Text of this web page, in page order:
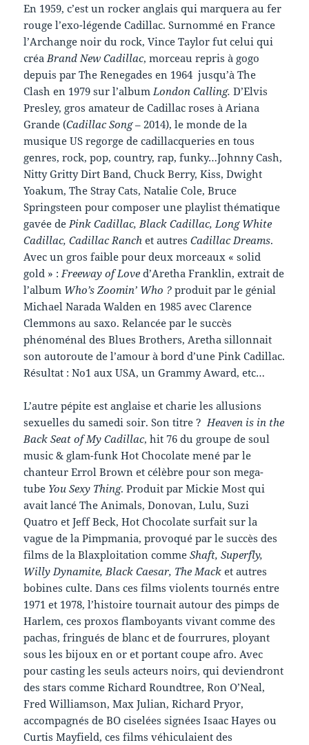
En 1959, c’est un rocker anglais qui marquera au fer
rouge l’exo-légende Cadillac. Surnommé en France
l’Archange noir du rock, Vince Taylor fut celui qui
créa Brand New Cadillac, morceau repris à gogo
depuis par The Renegades en 1964 jusqu’à The
Clash en 1979 sur l’album London Calling.D’Elvis
Presley, gros amateur de Cadillac roses à Ariana
Grande (Cadillac Song– 2014), le monde de la
musique US regorge de cadillacqueries en tous
genres, rock, pop, country, rap, funky…Johnny Cash,
Nitty Gritty Dirt Band, Chuck Berry, Kiss, Dwight
Yoakum, The Stray Cats, Natalie Cole, Bruce
Springsteen pour composer une playlist thématique
gavée de Pink Cadillac, Black Cadillac, Long White
Cadillac, Cadillac Ranchet autresCadillac Dreams.
Avec un gros faible pour deux morceaux « solid
gold » : Freeway of Love d’Aretha Franklin, extrait de
l’album Who’s Zoomin’ Who ? produit par le génial
Michael Narada Walden en 1985 avec Clarence
Clemmons au saxo. Relancée par le succès
phénoménal des Blues Brothers, Aretha sillonnait
son autoroute de l’amour à bord d’une Pink Cadillac.
Résultat : No1 aux USA, un Grammy Award, etc…
L’autre pépite est anglaise et charie les allusions
sexuelles du samedi soir. Son titre ? Heaven is in the
Back Seat of My Cadillac, hit 76 du groupe de soul
music & glam-funk Hot Chocolate mené par le
chanteur Errol Brown et célèbre pour son mega-
tube You Sexy Thing. Produit par Mickie Most qui
avait lancé The Animals, Donovan, Lulu, Suzi
Quatro et Jeff Beck, Hot Chocolate surfait sur la
vague de la Pimpmania, provoqué par le succès des
films de la Blaxploitation commeShaft, Superfly,
Willy Dynamite, Black Caesar, The Macket autres
bobines culte. Dans ces films violents tournés entre
1971 et 1978, l’histoire tournait autour des pimps de
Harlem, ces proxos flamboyants vivant comme des
pachas, fringués de blanc et de fourrures, ployant
sous les bijoux en or et portant coupe afro. Avec
pour casting les seuls acteurs noirs, qui deviendront
des stars comme Richard Roundtree, Ron O’Neal,
Fred Williamson, Max Julian, Richard Pryor,
accompagnés de BO ciselées signées Isaac Hayes ou
Curtis Mayfield, ces films véhiculaient des